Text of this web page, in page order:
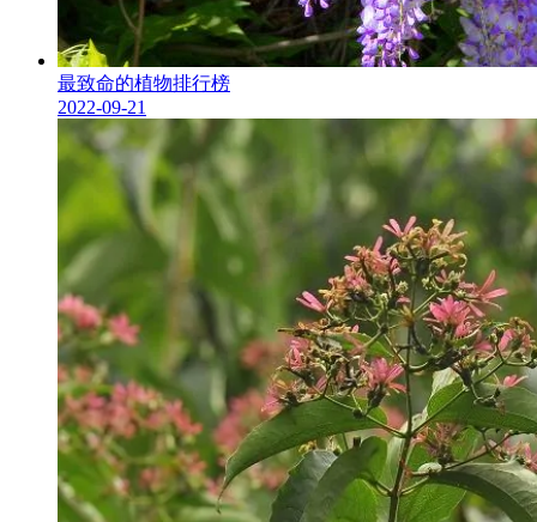
最致命的植物排行榜
2022-09-21